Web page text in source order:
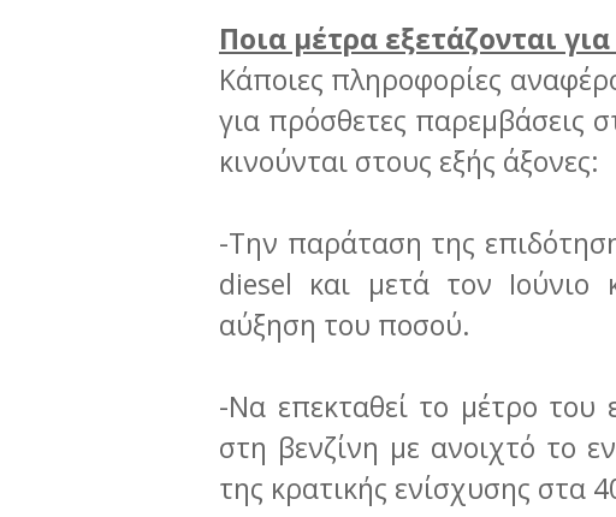
Ποια μέτρα εξετάζονται
Κάποιες πληροφορίες
για πρόσθετες παρεμβάσεις
κινούνται στους εξής άξονες:
-Την παράταση της
diesel και μετά τον Ιούνιο
αύξηση του ποσού.
-Να επεκταθεί το μέτρο
στη βενζίνη με ανοιχτό το
της κρατικής ενίσχυσης στα